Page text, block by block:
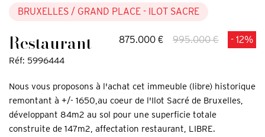
BRUXELLES / GRAND PLACE - ILOT SACRE
Restaurant 875.000 € 995.000 € - 12%
Réf: 5996444
Nous vous proposons à l'achat cet immeuble (libre) historique
remontant à +/- 1650,au coeur de l'Ilot Sacré de Bruxelles,
développant 84m2 au sol pour une superficie totale
construite de 147m2, affectation restaurant, LIBRE.